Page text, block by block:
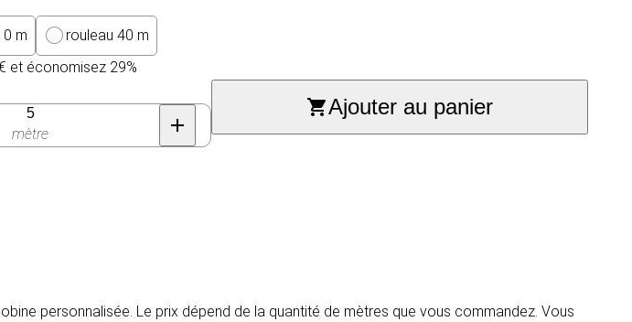
m
rouleau 40 m
et économisez 29%
mètre
Ajouter au panier
personnalisée. Le prix dépend de la quantité de mètres que vous commandez. Vous